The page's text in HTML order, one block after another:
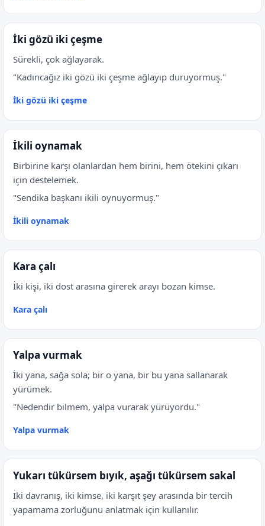
İki gözü iki çeşme
Sürekli, çok ağlayarak.
"Kadıncağız iki gözü iki çeşme ağlayıp duruyormuş."
İki gözü iki çeşme
İkili oynamak
Birbirine karşı olanlardan hem birini, hem ötekini çıkarı
için destelemek.
"Sendika başkanı ikili oynuyormuş."
İkili oynamak
Kara çalı
İki kişi, iki dost arasına girerek arayı bozan kimse.
Kara çalı
Yalpa vurmak
İki yana, sağa sola; bir o yana, bir bu yana sallanarak
yürümek.
"Nedendir bilmem, yalpa vurarak yürüyordu."
Yalpa vurmak
Yukarı tükürsem bıyık, aşağı tükürsem sakal
İki davranış, iki kimse, iki karşıt şey arasında bir tercih
yapamama zorluğunu anlatmak için kullanılır.